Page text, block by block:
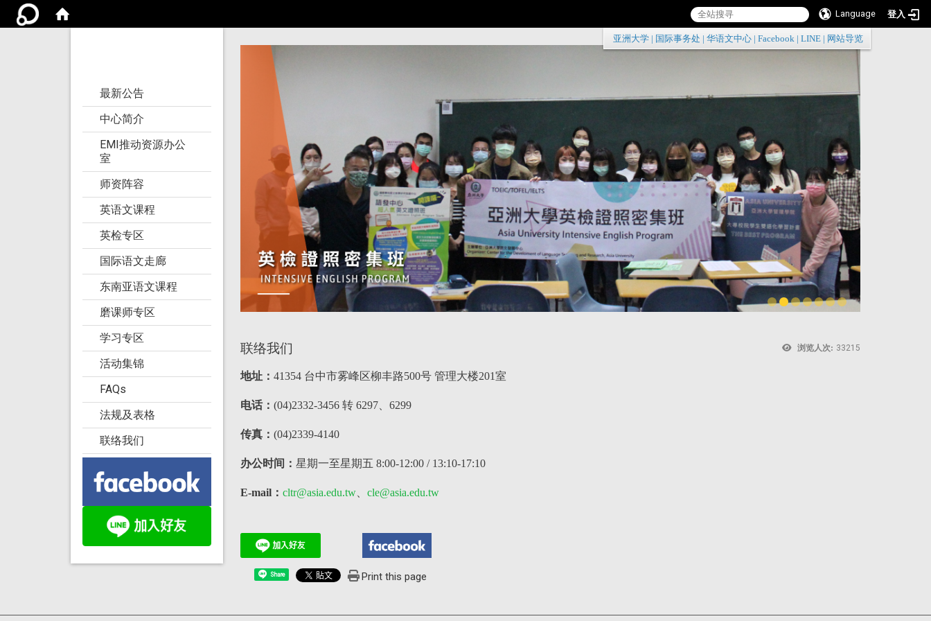
Language 登入
:::
亚洲大学 国际事务处 华语文中心 Facebook LINE 网站导览
最新公告
中心简介
EMI推动资源办公
室
师资阵容
英语文课程
英检专区
国际语文走廊
东南亚语文课程
磨课师专区
学习专区
活动集锦
FAQs
法规及表格
联络我们
浏览人次: 33215
联络我们
地址： 41354 台中市雾峰区柳丰路500号 管理大楼201室
电话： (04)2332-3456 转 6297、6299
传真： (04)2339-4140
办公时间： 星期一至星期五 8:00-12:00 / 13:10-17:10
E-mail： cltr@asia.edu.tw cle@asia.edu.tw
Share Print this page